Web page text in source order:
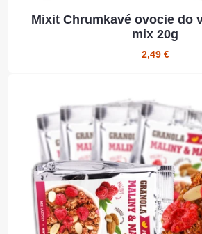
Mixit Chrumkavé ovocie do
mix 20g
2,49 €